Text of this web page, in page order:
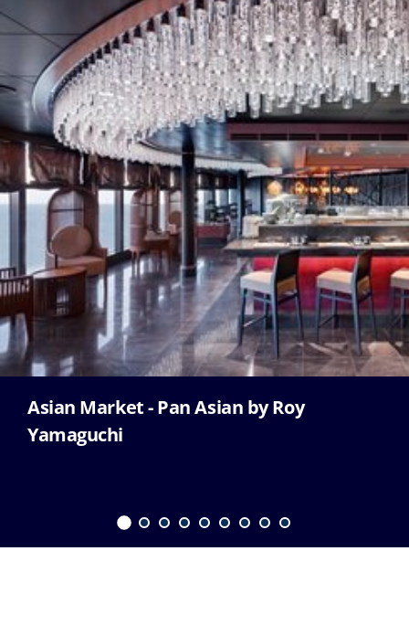
Asian Market - Pan Asian by Roy
Yamaguchi